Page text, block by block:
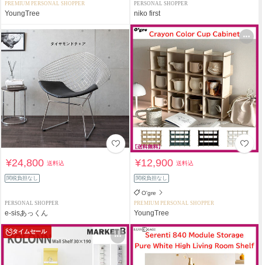
PREMIUM PERSONAL SHOPPER
YoungTree
PERSONAL SHOPPER
niko first
¥24,800送料込
関税負担なし
PERSONAL SHOPPER
e-sisあっくん
¥12,900送料込
関税負担なし
O'gre
PREMIUM PERSONAL SHOPPER
YoungTree
タイムセール